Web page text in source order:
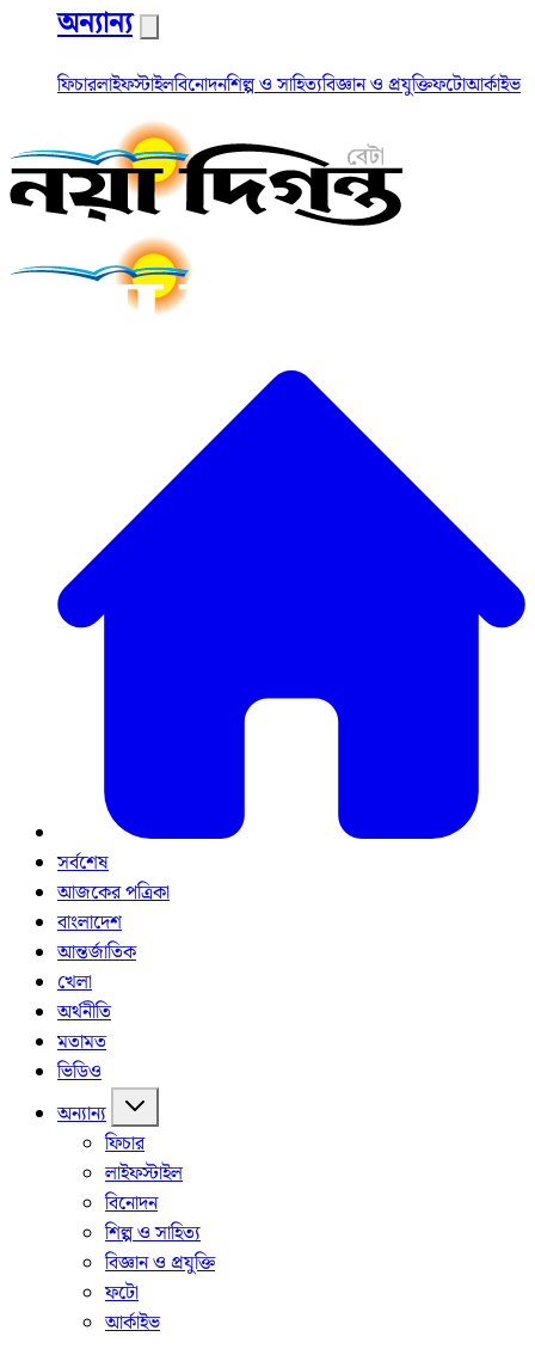
অন্যান্য
ফিচারলাইফস্টাইলবিনোদনশিল্প ও সাহিত্যবিজ্ঞান ও প্রযুক্তিফটোআর্কাইভ
সর্বশেষ
আজকের পত্রিকা
বাংলাদেশ
আন্তর্জাতিক
খেলা
অর্থনীতি
মতামত
ভিডিও
অন্যান্য
ফিচার
লাইফস্টাইল
বিনোদন
শিল্প ও সাহিত্য
বিজ্ঞান ও প্রযুক্তি
ফটো
আর্কাইভ